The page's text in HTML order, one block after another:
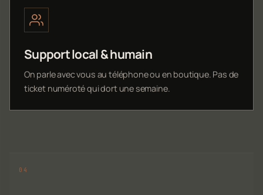
Support local & humain
On parle avec vous au téléphone ou en boutique. Pas de
ticket numéroté qui dort une semaine.